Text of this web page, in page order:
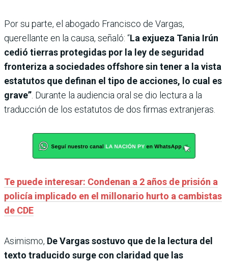
Por su parte, el abogado Francisco de Vargas,
querellante en la causa, señaló: “La exjueza Tania Irún
cedió tierras protegidas por la ley de seguridad
fronteriza a sociedades offshore sin tener a la vista
estatutos que definan el tipo de acciones, lo cual es
grave” . Durante la audiencia oral se dio lectura a la
traducción de los estatutos de dos firmas extranjeras.
Te puede interesar: Condenan a 2 años de prisión a
policía implicado en el millonario hurto a cambistas
de CDE
Asimismo, De Vargas sostuvo que de la lectura del
texto traducido surge con claridad que las